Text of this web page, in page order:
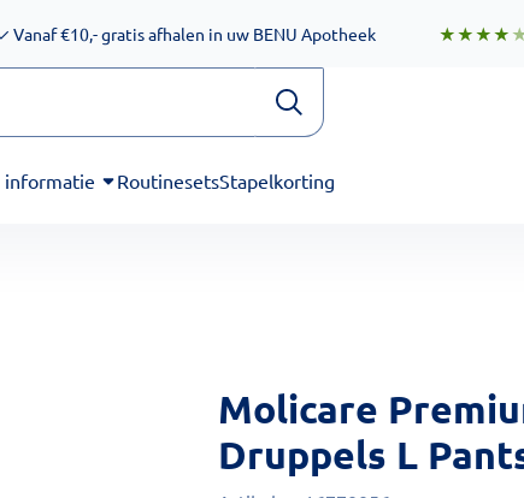
Vanaf €10,- gratis afhalen in uw BENU Apotheek ★★★★
informatie RoutinesetsStapelkorting
Molicare
Druppels L